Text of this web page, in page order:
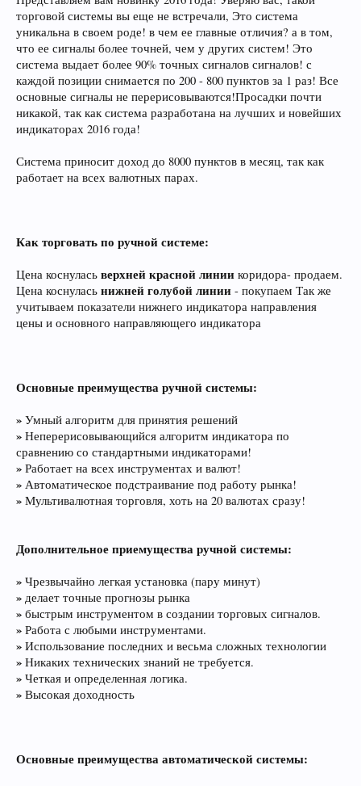
торговой системы вы еще не встречали, Это система
уникальна в своем роде! в чем ее главные отличия? а в том,
что ее сигналы более точней, чем у других систем! Это
система выдает более 90% точных сигналов сигналов! с
каждой позиции снимается по 200 - 800 пунктов за 1 раз! Все
основные сигналы не перерисовываются!Просадки почти
никакой, так как система разработана на лучших и новейших
индикаторах 2016 года!
Система приносит доход до 8000 пунктов в месяц, так как
работает на всех валютных парах.
Как торговать по ручной системе:
Цена коснулась верхней краснойлинии коридора- продаем.
Цена коснулась нижней голубой линии - покупаем Так же
учитываем показатели нижнего индикатора направления
цены и основного направляющего индикатора
Основные преимущества ручной системы:
» Умный алгоритм для принятия решений
» Неперерисовывающийся алгоритм индикатора по
сравнению со стандартными индикаторами!
» Работает на всех инструментах и валют!
» Автоматическое подстраивание под работу рынка!
» Мультивалютная торговля, хоть на 20 валютах сразу!
Дополнительное приемущества ручной системы:
» Чрезвычайно легкая установка (пару минут)
» делает точные прогнозы рынка
» быстрым инструментом в создании торговых сигналов.
» Работа с любыми инструментами.
» Использование последних и весьма сложных технологии
» Никаких технических знаний не требуется.
» Четкая и определенная логика.
» Высокая доходность
Основные преимущества автоматической системы: